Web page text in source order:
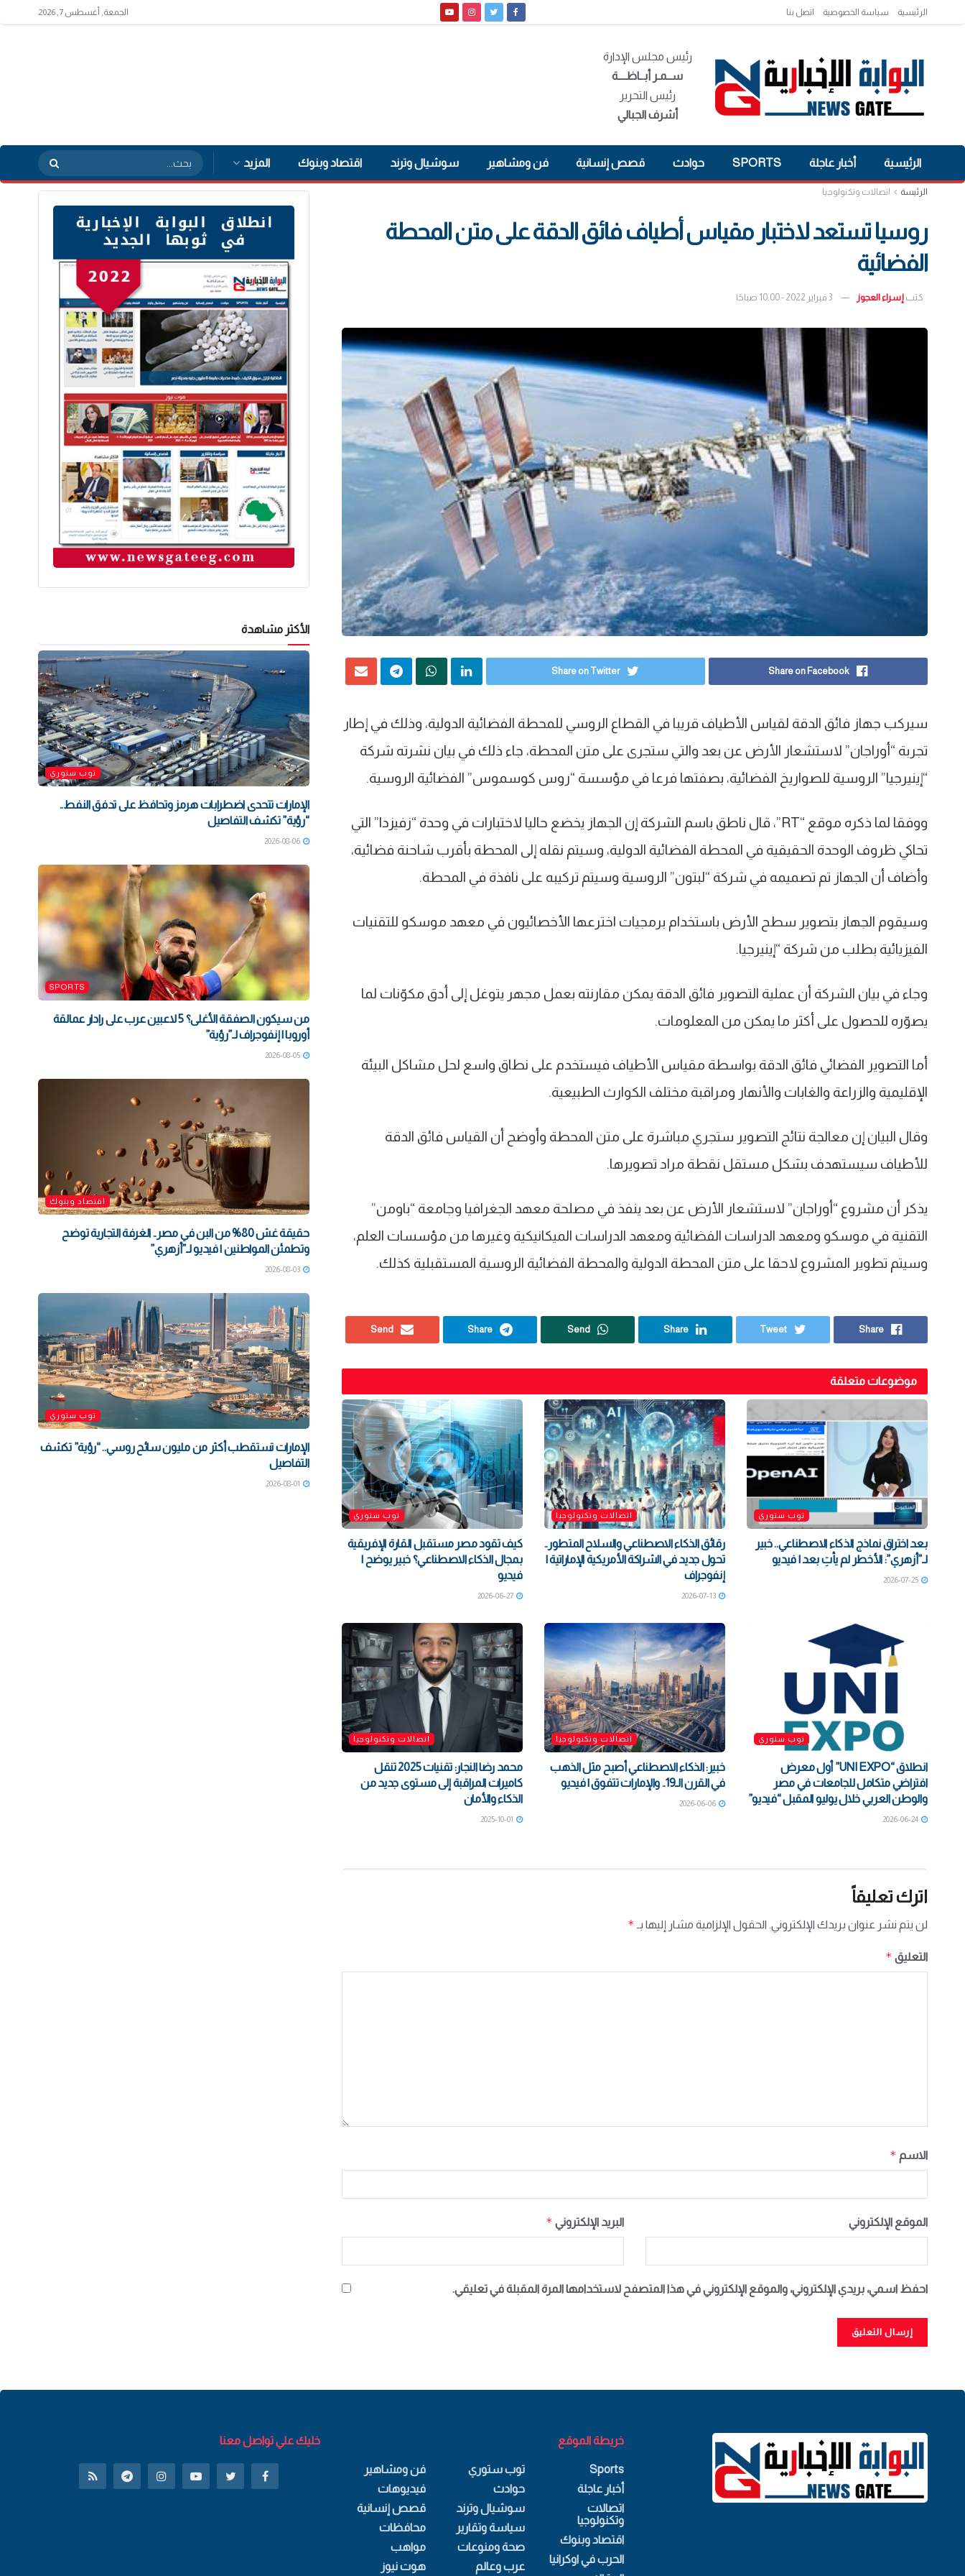
الرئيسية سياسة الخصوصية اتصل بنا الجمعة, أغسطس 7, 2026
رئيس مجلس الإدارة
ســمـر أبــاظــــة
رئيس التحرير
أشرف الجبالي
الرئيسية أخبار عاجلة SPORTS حوادث قصص إنسانية فن ومشاهير سوشيال وترند اقتصاد وبنوك المزيد
الرئيسة اتصالات وتكنولوجيا
روسيا تستعد لاختبار مقياس أطياف فائق الدقة على متن المحطة
الفضائية
كتب إسراء العجوز 3 فبراير 2022 - 10:00 صباحًا
Share on Facebook
Share on Twitter
سيركب جهاز فائق الدقة لقياس الأطياف قريبا في القطاع الروسي للمحطة الفضائية الدولية، وذلك في إطار
تجربة “أوراجان” لاستشعار الأرض عن بعد والتي ستجرى على متن المحطة، جاء ذلك في بيان نشرته شركة
“إينيرجيا” الروسية للصواريخ الفضائية، بصفتها فرعا في مؤسسة “روس كوسموس” الفضائية الروسية.
ووفقا لما ذكره موقع “RT”، قال ناطق باسم الشركة إن الجهاز يخضع حاليا لاختبارات في وحدة “زفيزدا” التي
تحاكي ظروف الوحدة الحقيقية في المحطة الفضائية الدولية، وسيتم نقله إلى المحطة بأقرب شاحنة فضائية،
وأضاف أن الجهاز تم تصميمه في شركة “لبتون” الروسية وسيتم تركيبه على نافذة في المحطة.
وسيقوم الجهاز بتصوير سطح الأرض باستخدام برمجيات اخترعها الأخصائيون في معهد موسكو للتقنيات
الفيزيائية بطلب من شركة “إينيرجيا.
وجاء في بيان الشركة أن عملية التصوير فائق الدقة يمكن مقارنته بعمل مجهر يتوغل إلى أدق مكوّنات لما
يصوّره للحصول على أكثر ما يمكن من المعلومات.
أما التصوير الفضائي فائق الدقة بواسطة مقياس الأطياف فيستخدم على نطاق واسع لحل مشاكل البيئة
الإقليمية والزراعة والغابات والأنهار ومراقبة مختلف الكوارث الطبيعية.
وقال البيان إن معالجة نتائج التصوير ستجري مباشرة على متن المحطة وأوضح أن القياس فائق الدقة
للأطياف سيستهدف بشكل مستقل نقطة مراد تصويرها.
يذكر أن مشروع “أوراجان” لاستشعار الأرض عن بعد ينفذ في مصلحة معهد الجغرافيا وجامعة “باومن”
التقنية في موسكو ومعهد الدراسات الفضائية ومعهد الدراسات الميكانيكية وغيرها من مؤسسات العلم،
وسيتم تطوير المشروع لاحقا على متن المحطة الدولية والمحطة الفضائية الروسية المستقبلية كذلك.
Share
Tweet
Share
Send
Share
Send
موضوعات متعلقة
توب ستوري
بعد اختراق نماذج الذكاء الاصطناعي.. خبير
لـ”أزهري”: الأخطر لم يأتِ بعد | فيديو
2026-07-25
اتصالات وتكنولوجيا
رقائق الذكاء الاصطناعي والسلاح المتطور..
تحول جديد في الشراكة الأمريكية الإماراتية |
إنفوجراف
2026-07-13
توب ستوري
كيف تقود مصر مستقبل القارة الإفريقية
بمجال الذكاء الاصطناعي؟ خبير يوضح |
فيديو
2026-06-27
توب ستوري
انطلاق “UNI EXPO” أول معرض
افتراضي متكامل للجامعات في مصر
والوطن العربي خلال يوليو المقبل “فيديو”
2026-06-24
اتصالات وتكنولوجيا
خبير: الذكاء الاصطناعي أصبح مثل الذهب
في القرن الـ19.. والإمارات تتفوق | فيديو
2026-06-06
اتصالات وتكنولوجيا
محمد رضا النجار: تقنيات 2025 تنقل
كاميرات المراقبة إلى مستوى جديد من
الذكاء والأمان
اترك تعليقاً
لن يتم نشر عنوان بريدك الإلكتروني. الحقول الإلزامية مشار إليها بـ *
التعليق *
الاسم *
البريد الإلكتروني * الموقع الإلكتروني
احفظ اسمي، بريدي الإلكتروني، والموقع الإلكتروني في هذا المتصفح لاستخدامها المرة المقبلة في تعليقي.
الأكثر مشاهدة
توب ستوري
الإمارات تتحدى اضطرابات هرمز وتحافظ على تدفق النفط..
“رؤية” تكشف التفاصيل
2026-08-06
SPORTS
من سيكون الصفقة الأغلى؟ 5 لاعبين عرب على رادار عمالقة
أوروبا | إنفوجراف لـ”رؤية”
2026-08-05
اقتصاد وبنوك
حقيقة غش 80% من البن في مصر.. الغرفة التجارية توضح
وتطمئن المواطنين | فيديو لـ”أزهري”
2026-08-03
توب ستوري
الإمارات تستقطب أكثر من مليون سائح روسي.. “رؤية” تكشف
التفاصيل
خريطة الموقع
Sports
أخبار عاجلة
اتصالات
وتكنولوجيا
اقتصاد وبنوك
الحرب في اوكرانيا
توب ستوري
حوادث
سوشيال وترند
سياسة وتقارير
صحة ومنوعات
عرب وعالم
فن ومشاهير
فيديوهات
قصص إنسانية
محافظات
مواهب
هوت نيوز
خليك علي تواصل معنا